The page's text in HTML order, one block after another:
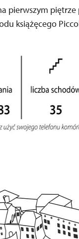
pierwszym
książęcego